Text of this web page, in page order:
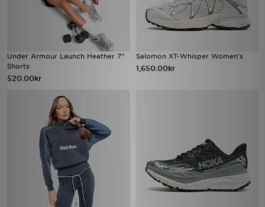
Under Armour Launch Heather 7"
Shorts
520.00kr
Salomon XT-Whisper Women's
1,650.00kr